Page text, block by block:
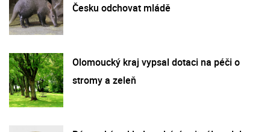
Česku odchovat mládě
Olomoucký kraj vypsal dotaci na péči o
stromy a zeleň